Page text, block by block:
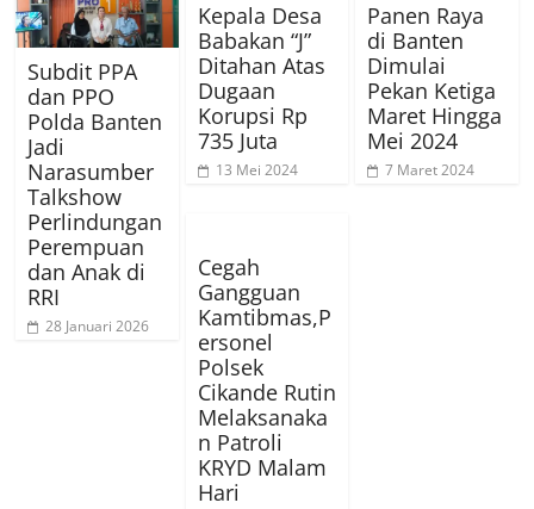
Subdit PPA
dan PPO
Polda Banten
Jadi
Narasumber
Talkshow
Perlindungan
Perempuan
dan Anak di
RRI
28 Januari 2026
Kepala Desa
Babakan “J”
Ditahan Atas
Dugaan
Korupsi Rp
735 Juta
13 Mei 2024
Panen Raya
di Banten
Dimulai
Pekan Ketiga
Maret Hingga
Mei 2024
7 Maret 2024
Cegah
Gangguan
Kamtibmas,P
ersonel
Polsek
Cikande Rutin
Melaksanaka
n Patroli
KRYD Malam
Hari